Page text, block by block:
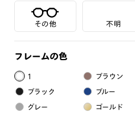
その他 不明
フレームの色
1 ブラウン
ブラック ブルー
グレー ゴールド